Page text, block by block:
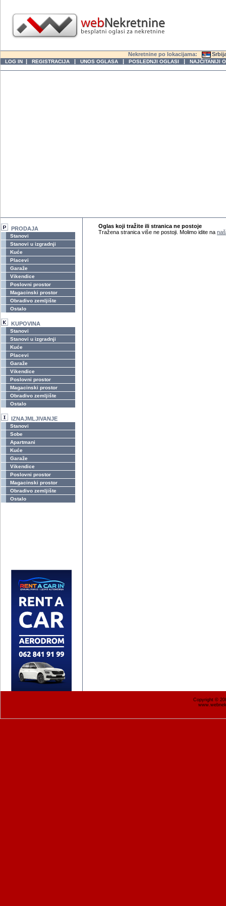
Nekretnine po lokacijama:
LOG IN | REGISTRACIJA | UNOS OGLASA | POSLEDNJI OGLASI | NAJČITANIJI
PRODAJA
Stanovi
Stanovi u izgradnji
Kuće
Placevi
Garaže
Vikendice
Poslovni prostor
Magacinski prostor
Obradivo zemljište
Ostalo
KUPOVINA
Stanovi
Stanovi u izgradnji
Kuće
Placevi
Garaže
Vikendice
Poslovni prostor
Magacinski prostor
Obradivo zemljište
Ostalo
IZNAJMLJIVANJE
Stanovi
Sobe
Apartmani
Kuće
Garaže
Vikendice
Poslovni prostor
Magacinski prostor
Obradivo zemljište
Ostalo
Oglas koji tražite ili stranica ne postoje
Tražena stranica više ne postoji. Molimo idite na
Copyright ©